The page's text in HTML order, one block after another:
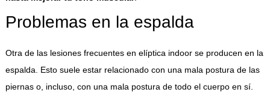
Problemas en la espalda
Otra de las lesiones frecuentes en elíptica indoor se producen en la
espalda. Esto suele estar relacionado con una mala postura de las
piernas o, incluso, con una mala postura de todo el cuerpo en sí.